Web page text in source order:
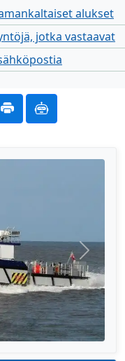
alukset
jotka vastaavat